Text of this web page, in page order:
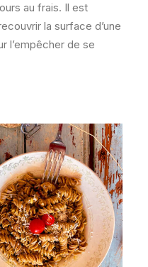
au frais. Il est
la surface d’une
l’empêcher de se